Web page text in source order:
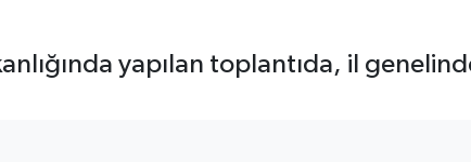
yapılan toplantıda, il